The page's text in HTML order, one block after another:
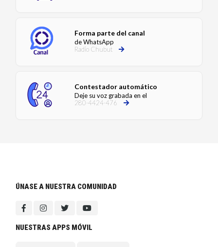
Forma parte del canal
de WhatsApp
Radio Chubut
Contestador automático
Deje su voz grabada en el
280-4424-476
ÚNASE A NUESTRA COMUNIDAD
NUESTRAS APPS MÓVIL